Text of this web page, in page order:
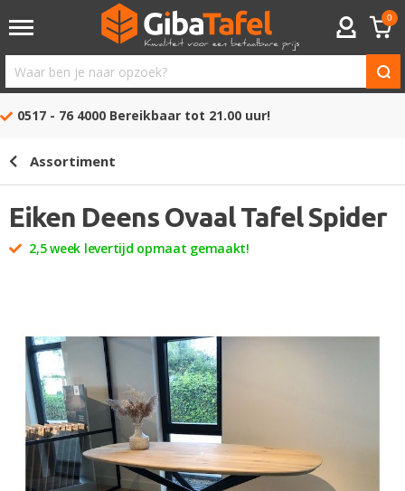
ACCOUNT
0
Waar
ben
opzoek?
0517 - 76 4000 Bereikbaar tot 21.00 uur!
Assortiment
Eiken Deens Ovaal Tafel Spider
2,5 week levertijd opmaat gemaakt!
einde
van
afbeeldingen-
gallerij